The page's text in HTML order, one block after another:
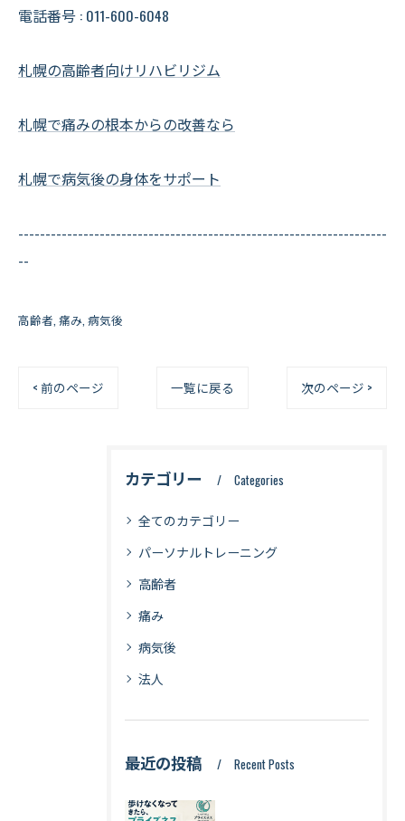
電話番号 : 011-600-6048
札幌の高齢者向けリハビリジム
札幌で痛みの根本からの改善なら
札幌で病気後の身体をサポート
--------------------------------------------------------------------
--
高齢者 痛み 病気後
< 前のページ 一覧に戻る 次のページ >
カテゴリー Categories
全てのカテゴリー
パーソナルトレーニング
高齢者
痛み
病気後
法人
最近の投稿 Recent Posts